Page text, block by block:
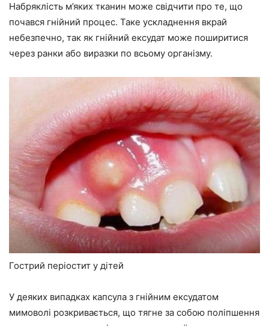
Набряклість м’яких тканин може свідчити про те, що
почався гнійний процес. Таке ускладнення вкрай
небезпечно, так як гнійний ексудат може поширитися
через ранки або виразки по всьому організму.
Гострий періостит у дітей
У деяких випадках капсула з гнійним ексудатом
мимоволі розкривається, що тягне за собою поліпшення